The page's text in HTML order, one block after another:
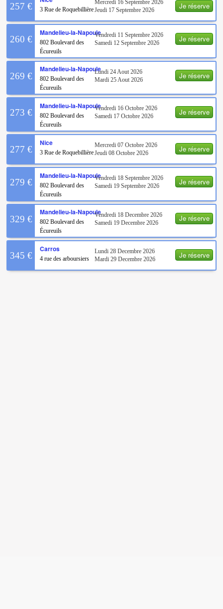
Je réserve
257 € 3 Rue de Roquebillière
Mercredi 16 Septembre 2026
Jeudi 17 Septembre 2026
Je réserve
260 €
Mandelieu-la-Napoule
802 Boulevard des
Écureuils
Vendredi 11 Septembre 2026
Samedi 12 Septembre 2026
Je réserve
269 €
Mandelieu-la-Napoule
802 Boulevard des
Écureuils
Lundi 24 Aout 2026
Mardi 25 Aout 2026
Je réserve
273 €
Mandelieu-la-Napoule
802 Boulevard des
Écureuils
Vendredi 16 Octobre 2026
Samedi 17 Octobre 2026
Je réserve
277 €
Nice
3 Rue de Roquebillière
Mercredi 07 Octobre 2026
Jeudi 08 Octobre 2026
Je réserve
279 €
Mandelieu-la-Napoule
802 Boulevard des
Écureuils
Vendredi 18 Septembre 2026
Samedi 19 Septembre 2026
Je réserve
329 €
Mandelieu-la-Napoule
802 Boulevard des
Écureuils
Vendredi 18 Decembre 2026
Samedi 19 Decembre 2026
Je réserve
345 €
Carros
4 rue des arboursiers
Lundi 28 Decembre 2026
Mardi 29 Decembre 2026